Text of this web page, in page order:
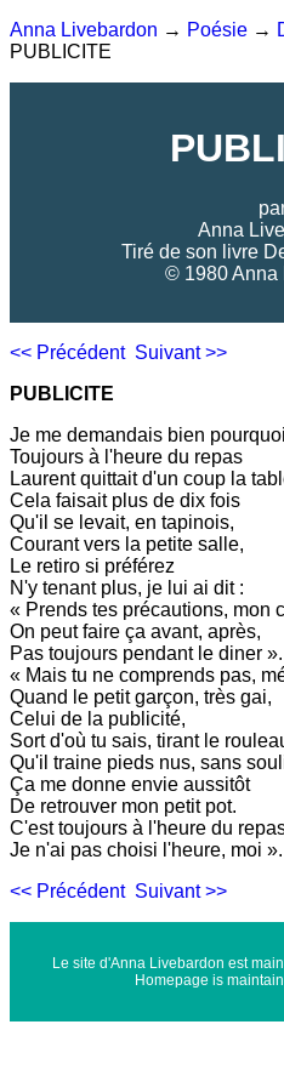
Anna Livebardon → Poésie →
PUBLICITE
Anna
Tiré de son livre
© 1980 Anna
<< Précédent Suivant >>
PUBLICITE
Je me demandais bien pourquoi
Toujours à l'heure du repas
Laurent quittait d'un coup la
Cela faisait plus de dix fois
Qu'il se levait, en tapinois,
Courant vers la petite salle,
Le retiro si préférez
N'y tenant plus, je lui ai dit :
« Prends tes précautions, mon
On peut faire ça avant, après,
Pas toujours pendant le diner ».
« Mais tu ne comprends pas,
Quand le petit garçon, très gai,
Celui de la publicité,
Sort d'où tu sais, tirant le
Qu'il traine pieds nus, sans
Ça me donne envie aussitôt
De retrouver mon petit pot.
C'est toujours à l'heure du
Je n'ai pas choisi l'heure, moi ».
<< Précédent Suivant >>
Le site d'Anna Livebardon est
Homepage is